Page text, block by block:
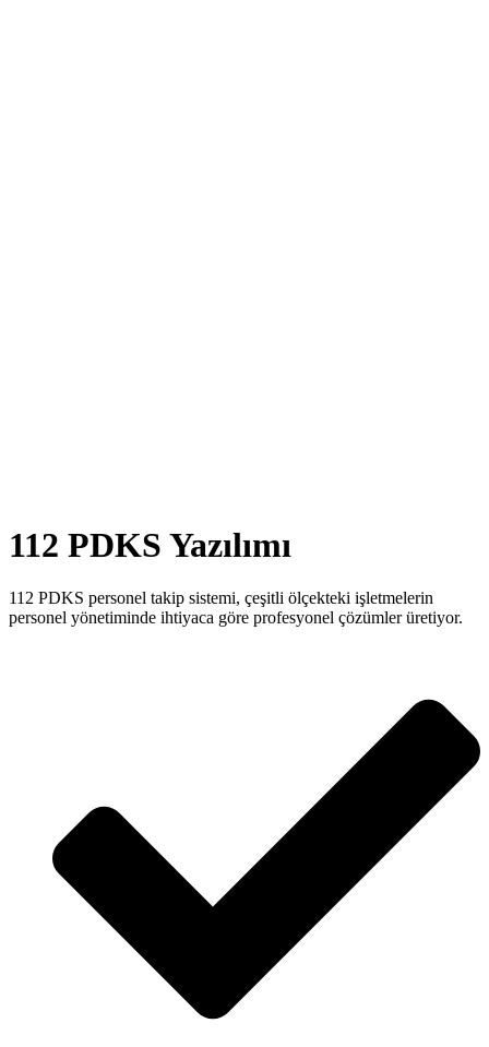
112 PDKS Yazılımı
112 PDKS personel takip sistemi, çeşitli ölçekteki işletmelerin
personel yönetiminde ihtiyaca göre profesyonel çözümler üretiyor.